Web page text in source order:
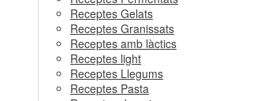
Receptes Gelats
Receptes Granissats
Receptes amb làctics
Receptes light
Receptes Llegums
Receptes Pasta